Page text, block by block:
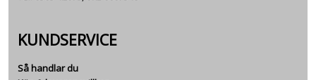
KUNDSERVICE
Så handlar du